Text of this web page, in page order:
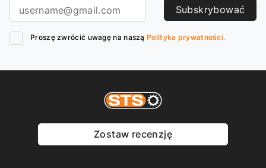
Subskrybować
Proszę zwrócić uwagę na naszą Polityka prywatności.
Zostaw recenzję